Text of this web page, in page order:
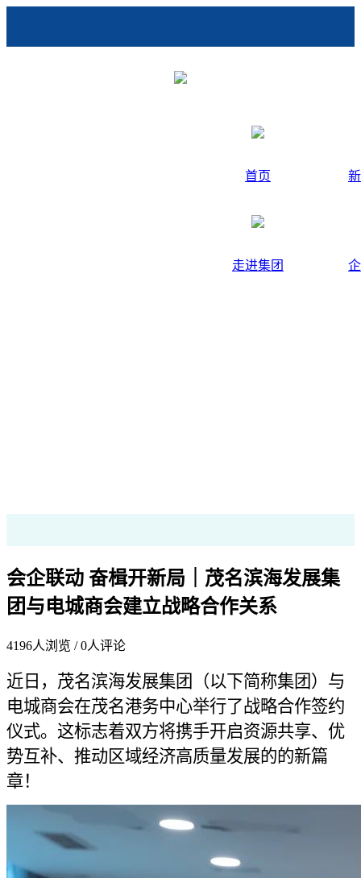
首页
走进集团
会企联动 奋楫开新局｜茂名滨海发展集
团与电城商会建立战略合作关系
4196人浏览 /0人评论
近日，茂名滨海发展集团（以下简称集团）与
电城商会在茂名港务中心举行了战略合作签约
仪式。这标志着双方将携手开启资源共享、优
势互补、推动区域经济高质量发展的的新篇
章！